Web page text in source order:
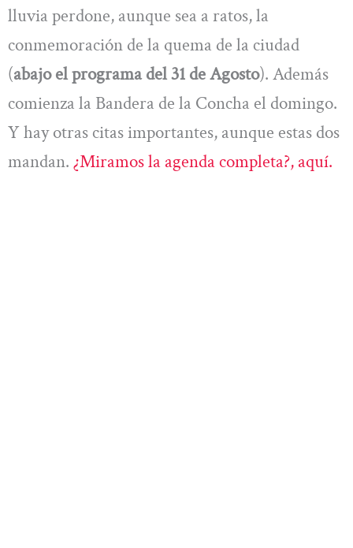
lluvia perdone, aunque sea a ratos, la
conmemoración de la quema de la ciudad
(abajo el programa del 31 de Agosto). Además
comienza la Bandera de la Concha el domingo.
Y hay otras citas importantes, aunque estas dos
mandan. ¿Miramos la agenda completa?, aquí.